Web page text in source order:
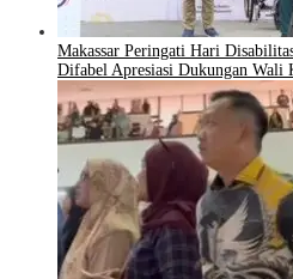
Makassar Peringati Hari
Difabel Apresiasi Dukungan Wali